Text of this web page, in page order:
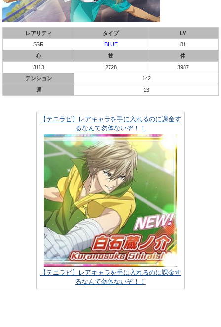
レアリティ タイプ
LV
SSR
BLUE
81
心
技
体
3113
2728
3987
テンション
142
運
23
【テニラビ】レアキャラを手に入れるのに課金す
るなんて勿体ないぞ！！
【テニラビ】レアキャラを手に入れるのに課金す
るなんて勿体ないぞ！！